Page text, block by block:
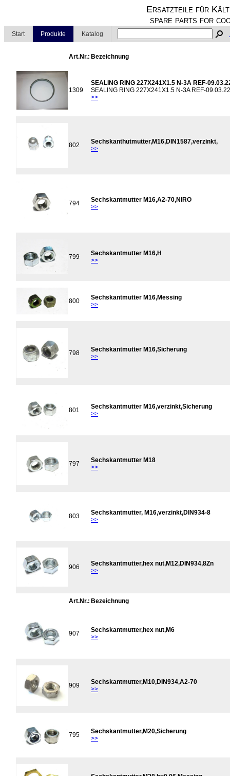
Ersatzteile für
spare parts for
Start Produkte Katalog
Art.Nr.: Bezeichnung
1309
SEALING RING 227X241X1.5 N-3A REF-
SEALING RING 227X241X1.5 N-3A REF-
>>
802
Sechskanthutmutter,M16,DIN1587,verzinkt,
>>
794
Sechskantmutter M16,A2-70,NIRO
>>
799
Sechskantmutter M16,H
>>
800
Sechskantmutter M16,Messing
>>
798
Sechskantmutter M16,Sicherung
>>
801
Sechskantmutter M16,verzinkt,Sicherung
>>
797
Sechskantmutter M18
>>
803
Sechskantmutter, M16,verzinkt,DIN934-8
>>
906
Sechskantmutter,hex nut,M12,DIN934,8Zn
>>
Art.Nr.: Bezeichnung
907
Sechskantmutter,hex nut,M6
>>
909
Sechskantmutter,M10,DIN934,A2-70
>>
795
Sechskantmutter,M20,Sicherung
>>